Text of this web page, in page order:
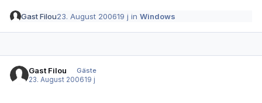
Gast Filou23. August 200619 j inWindows
Gast Filou
Gäste
23. August 200619 j